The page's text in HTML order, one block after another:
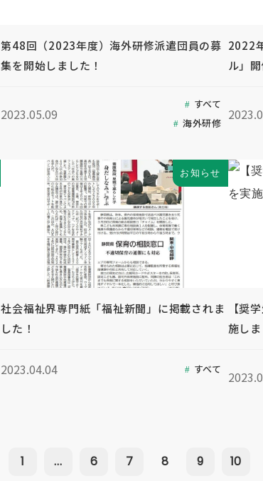
第48回（2023年度）海外研修派遣団員の募
集を開始しました！
2023.05.09
すべて
海外研修
2022
ル」
お知らせ
社会福祉界専門紙「福祉新聞」に掲載されま
した！
2023.04.04 すべて
【奨
施しま
1 ... 6 7 8 9 10